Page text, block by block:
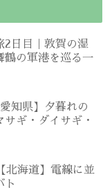
2日目｜敦賀の湿
鶴の軍港を巡る一
知県】夕暮れの
ギ・ダイサギ・
海道】電線に並
ト